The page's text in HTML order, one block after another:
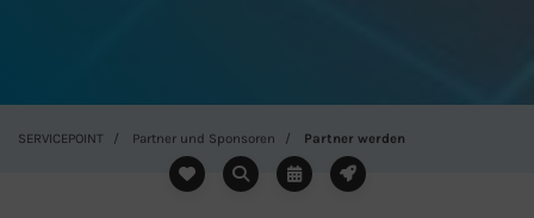
SERVICEPOINT Partner und Sponsoren Partner werden